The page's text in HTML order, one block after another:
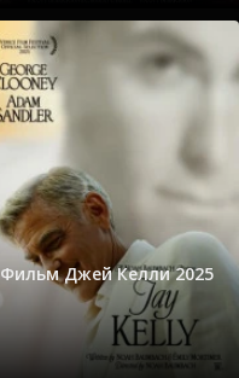
Фильм Джей Келли 2025